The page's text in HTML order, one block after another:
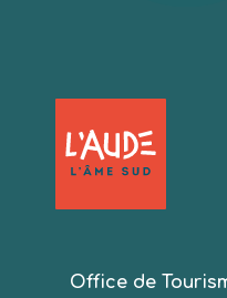
Office de